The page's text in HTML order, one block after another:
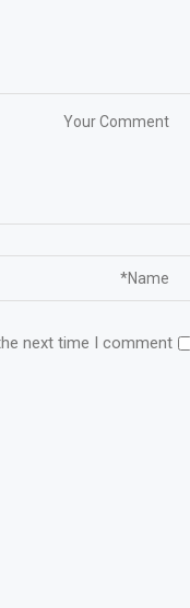
next time I comment.